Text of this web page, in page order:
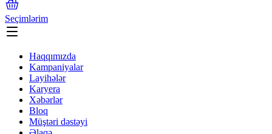
Seçimlərim
Haqqımızda
Kampaniyalar
Layihələr
Karyera
Xəbərlər
Bloq
Müştəri dəstəyi